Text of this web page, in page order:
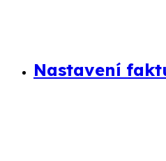
Nastavení